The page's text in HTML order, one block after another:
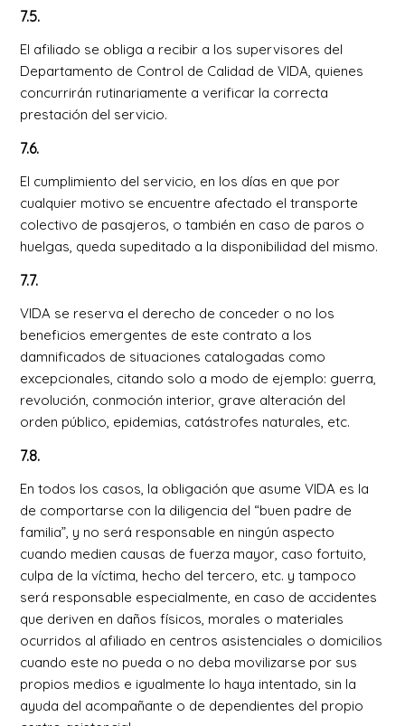
7.5.
El afiliado se obliga a recibir a los supervisores del
Departamento de Control de Calidad de VIDA, quienes
concurrirán rutinariamente a verificar la correcta
prestación del servicio.
7.6.
El cumplimiento del servicio, en los días en que por
cualquier motivo se encuentre afectado el transporte
colectivo de pasajeros, o también en caso de paros o
huelgas, queda supeditado a la disponibilidad del mismo.
7.7.
VIDA se reserva el derecho de conceder o no los
beneficios emergentes de este contrato a los
damnificados de situaciones catalogadas como
excepcionales, citando solo a modo de ejemplo: guerra,
revolución, conmoción interior, grave alteración del
orden público, epidemias, catástrofes naturales, etc.
7.8.
En todos los casos, la obligación que asume VIDA es la
de comportarse con la diligencia del “buen padre de
familia”, y no será responsable en ningún aspecto
cuando medien causas de fuerza mayor, caso fortuito,
culpa de la víctima, hecho del tercero, etc. y tampoco
será responsable especialmente, en caso de accidentes
que deriven en daños físicos, morales o materiales
ocurridos al afiliado en centros asistenciales o domicilios
cuando este no pueda o no deba movilizarse por sus
propios medios e igualmente lo haya intentado, sin la
ayuda del acompañante o de dependientes del propio